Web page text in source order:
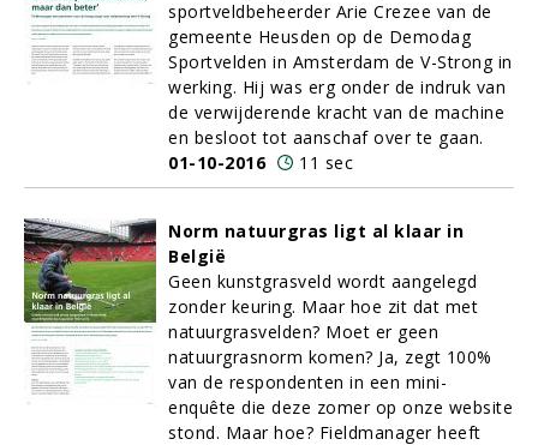
sportveldbeheerder Arie Crezee van de
gemeente Heusden op de Demodag
Sportvelden in Amsterdam de V-Strong in
werking. Hij was erg onder de indruk van
de verwijderende kracht van de machine
en besloot tot aanschaf over te gaan.
01-10-2016
11 sec
Norm natuurgras ligt al klaar in
België
Geen kunstgrasveld wordt aangelegd
zonder keuring. Maar hoe zit dat met
natuurgrasvelden? Moet er geen
natuurgrasnorm komen? Ja, zegt 100%
van de respondenten in een mini-
enquête die deze zomer op onze website
stond. Maar hoe? Fieldmanager heeft